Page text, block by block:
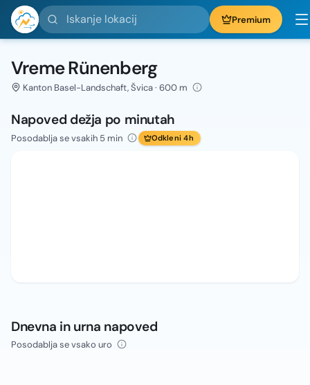
Iskanje lokacij Premium
Vreme Rünenberg
Kanton Basel-Landschaft, Švica · 600 m
Napoved dežja po minutah
Posodablja se vsakih 5 min Odkleni 4h
Dnevna in urna napoved
Posodablja se vsako uro